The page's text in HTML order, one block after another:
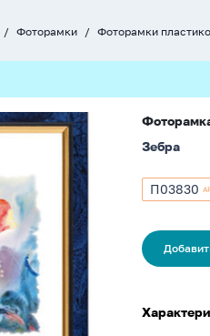
Фоторамки Фоторамки
Зебра
Артикул
П03830